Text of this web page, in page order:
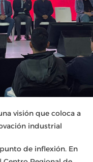
visión que coloca a
industrial
de inflexión. En